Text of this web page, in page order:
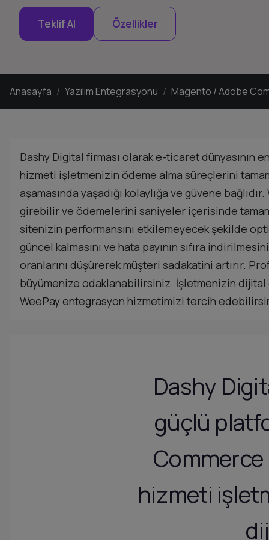
Teklif Al Özellikler
Anasayfa Yazılım Entegrasyonu Magento / Adobe
Dashy Digital firması olarak e-ticaret dünyasının
hizmeti işletmenizin ödeme alma süreçlerini
aşamasında yaşadığı kolaylığa ve güvene
girebilir ve ödemelerini saniyeler içerisinde
sitenizin performansını etkilemeyecek şekilde
güncel kalmasını ve hata payının sıfıra
oranlarını düşürerek müşteri sadakatini artırır.
büyümenize odaklanabilirsiniz. İşletmenizin dijital
WeePay entegrasyon hizmetimizi tercih
Dashy
güçlü
Commerce
hizmeti